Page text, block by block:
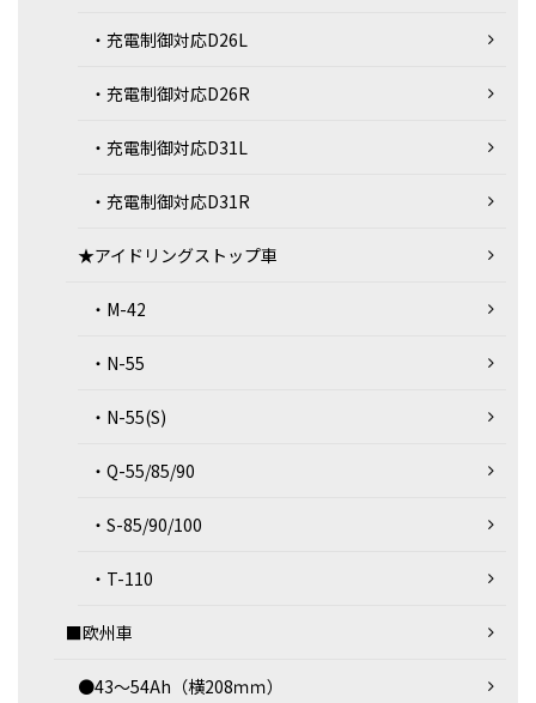
・充電制御対応D26L
・充電制御対応D26R
・充電制御対応D31L
・充電制御対応D31R
★アイドリングストップ車
・M-42
・N-55
・N-55(S)
・Q-55/85/90
・S-85/90/100
・T-110
■欧州車
●43～54Ah（横208ｍｍ）